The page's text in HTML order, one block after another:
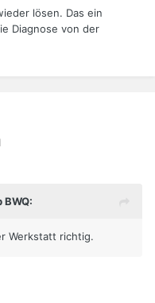
lösen. Das ein
Diagnose von der
BWQ:
Werkstatt richtig.